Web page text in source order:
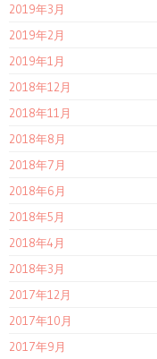
2019年3月
2019年2月
2019年1月
2018年12月
2018年11月
2018年8月
2018年7月
2018年6月
2018年5月
2018年4月
2018年3月
2017年12月
2017年10月
2017年9月